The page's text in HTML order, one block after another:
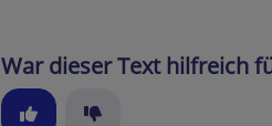
War dieser Text hilfreich